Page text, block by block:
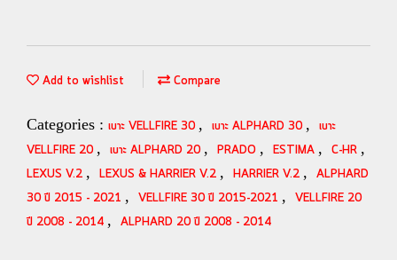
Add to wishlist Compare
Categories : เบาะ VELLFIRE 30 , เบาะ ALPHARD 30 , เบาะ
VELLFIRE 20 , เบาะ ALPHARD 20 , PRADO , ESTIMA , C-HR ,
LEXUS V.2 , LEXUS & HARRIER V.2 , HARRIER V.2 , ALPHARD
30 ปี 2015 - 2021 , VELLFIRE 30 ปี 2015-2021 , VELLFIRE 20
ปี 2008 - 2014 , ALPHARD 20 ปี 2008 - 2014